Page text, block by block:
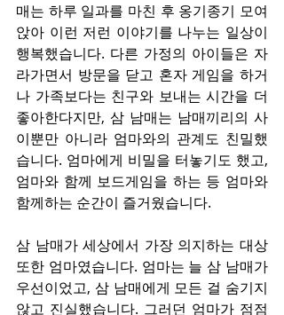
매는 하루 일과를 마친 후 옹기종기 모여
앉아 이런 저런 이야기를 나누는 일상이
행복했습니다. 다른 가정의 아이들은 자
라가면서 방문을 닫고 혼자 게임을 하거
나 가족보다는 친구와 보내는 시간을 더
좋아한다지만, 삼 남매는 남매끼리의 사
이뿐만 아니라 엄마와의 관계도 친밀했
습니다. 엄마에게 비밀을 터놓기도 했고,
엄마와 함께 보드게임을 하는 등 엄마와
함께하는 순간이 즐거웠습니다.
삼 남매가 세상에서 가장 의지하는 대상
또한 엄마였습니다. 엄마는 늘 삼 남매가
우선이었고, 삼 남매에게 모든 걸 숨기지
않고 진실했습니다. 그러던 엄마가 점점